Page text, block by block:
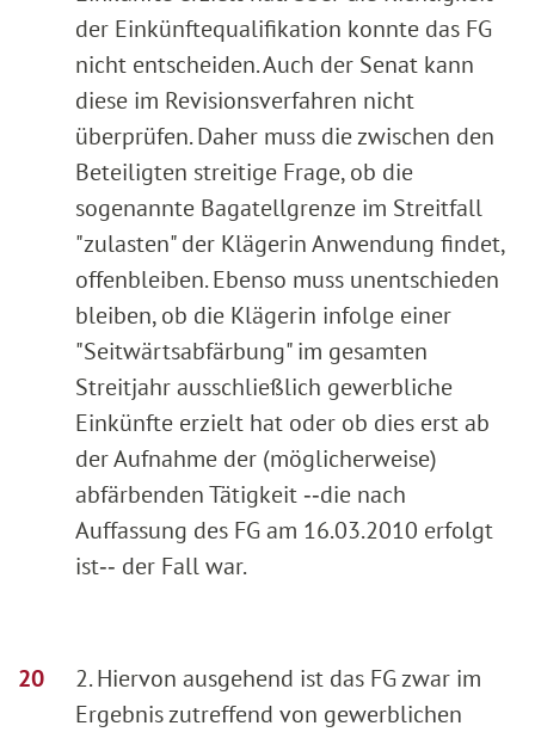
der Einkünftequalifikation konnte das FG
nicht entscheiden. Auch der Senat kann
diese im Revisionsverfahren nicht
überprüfen. Daher muss die zwischen den
Beteiligten streitige Frage, ob die
sogenannte Bagatellgrenze im Streitfall
"zulasten" der Klägerin Anwendung findet,
offenbleiben. Ebenso muss unentschieden
bleiben, ob die Klägerin infolge einer
"Seitwärtsabfärbung" im gesamten
Streitjahr ausschließlich gewerbliche
Einkünfte erzielt hat oder ob dies erst ab
der Aufnahme der (möglicherweise)
abfärbenden Tätigkeit ‑‑die nach
Auffassung des FG am 16.03.2010 erfolgt
ist‑‑ der Fall war.
2. Hiervon ausgehend ist das FG zwar im
Ergebnis zutreffend von gewerblichen